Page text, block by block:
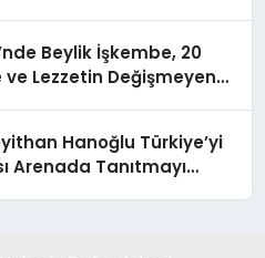
Beylik İşkembe, 20
ve Lezzetin Değişmeyen
Hanoğlu Türkiye’yi
Arenada Tanıtmayı